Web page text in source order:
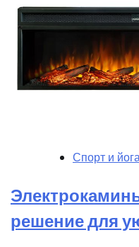
Спорт и
решение для